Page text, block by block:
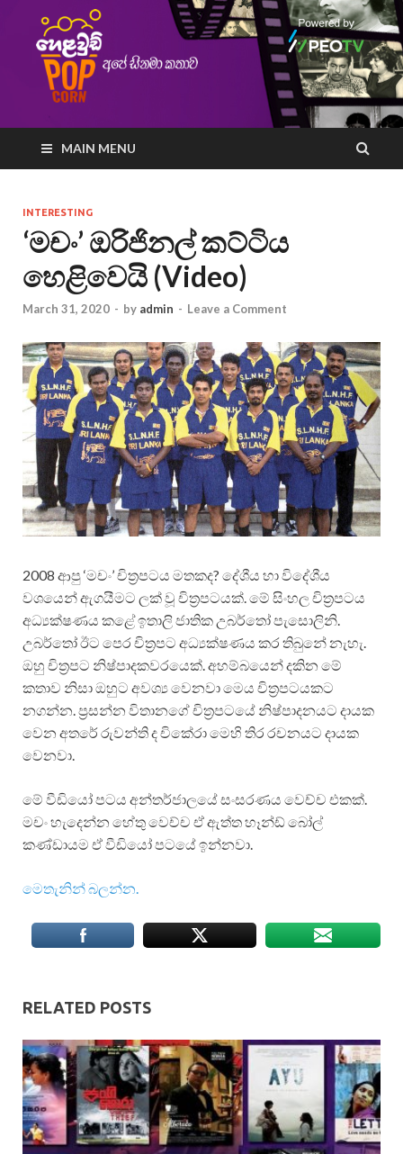
MAIN MENU
INTERESTING
‘මචං’ ඔරිජිනල් කට්ටිය
හෙළිවෙයි (Video)
March 31, 2020 - by admin - Leave a Comment
2008 ආපු ‘මචං’ චිත්‍රපටය මතකද? දේශීය හා විදේශීය
වශයෙන් ඇගයීමට ලක් වූ චිත්‍රපටයක්. මේ සිංහල චිත්‍රපටය
අධ්‍යක්ෂණය කළේ ඉතාලි ජාතික උබර්තෝ පැසොලිනි.
උබර්තෝ ඊට පෙර චිත්‍රපට අධ්‍යක්ෂණය කර තිබුනේ නැහැ.
ඔහු චිත්‍රපට නිෂ්පාදකවරයෙක්. අහම්බයෙන් දකින මේ
කතාව නිසා ඔහුට අවශ්‍ය වෙනවා මෙය චිත්‍රපටයකට
නගන්න. ප්‍රසන්න විතානගේ චිත්‍රපටයේ නිෂ්පාදනයට දායක
වෙන අතරේ රුවන්ති ද චිකේරා මෙහි තිර රචනයට දායක
වෙනවා.
මේ වීඩියෝ පටය අන්තර්ජාලයේ සංසරණය වෙච්ච එකක්.
මචං හැදෙන්න හේතු වෙච්ච ඒ ඇත්ත හෑන්ඩ් බෝල්
කණ්ඩායම ඒ වීඩියෝ පටයේ ඉන්නවා.
මෙතැනින් බලන්න.
RELATED POSTS